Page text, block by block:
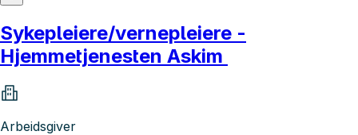
Sykepleiere/vernepleiere -
Hjemmetjenesten Askim
Arbeidsgiver